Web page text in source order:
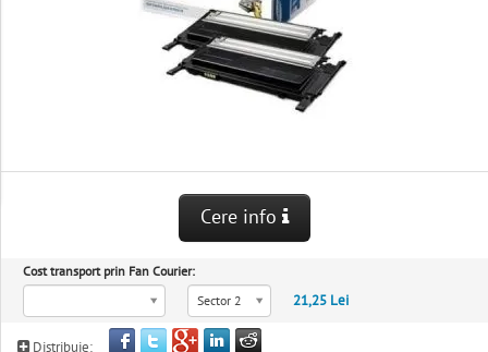
Cere info
Cost transport prin Fan Courier:
Sector 2
21,25 Lei
Distribuie: